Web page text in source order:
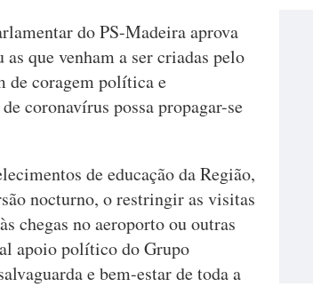
do PS-Madeira aprova
que venham a ser criadas pelo
de coragem política e
coronavírus possa propagar-se
de educação da Região,
nocturno, o restringir as visitas
chegas no aeroporto ou outras
apoio político do Grupo
e bem-estar de toda a